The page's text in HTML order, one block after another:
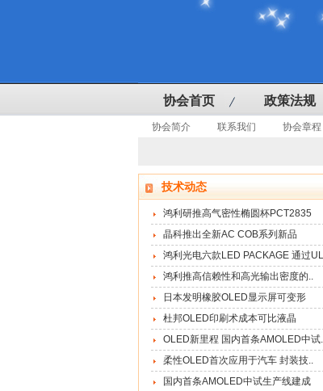
协会首页 政策法规
协会简介 联系我们 协会章程
技术动态
鸿利研推高气密性椭圆杯PCT2835
晶科推出全新AC COB系列新品
鸿利光电六款LED PACKAGE 通过
鸿利推高信赖性和高光输出密度的..
日本发明橡胶OLED显示屏可变形
杜邦OLED印刷术成本可比液晶
OLED新里程 国内首条AMOLED中试
柔性OLED首次应用于汽车 封装技..
国内首条AMOLED中试生产线建成